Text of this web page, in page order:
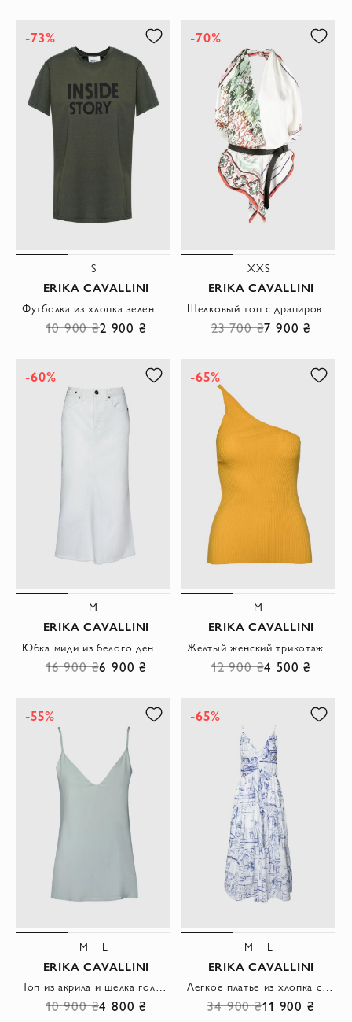
-73%
S
ERIKA CAVALLINI
10 900 ₴2 900 ₴
-70%
XXS
ERIKA CAVALLINI
23 700 ₴7 900 ₴
-60%
M
ERIKA CAVALLINI
Юбка миди из белого денима с декоративными швами и необработанным низом
16 900 ₴6 900 ₴
-65%
M
ERIKA CAVALLINI
Желтый женский трикотажный топ на одно плечо в мелкий рубчик
12 900 ₴4 500 ₴
-55%
M L
ERIKA CAVALLINI
Топ из акрила и шелка голубой женский
10 900 ₴4 800 ₴
-65%
M L
ERIKA CAVALLINI
Легкое платье из хлопка с глубоким вырезом и художественным набивным рисунком
34 900 ₴11 900 ₴